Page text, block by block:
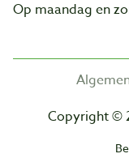
Op maandag en
Copyright ©